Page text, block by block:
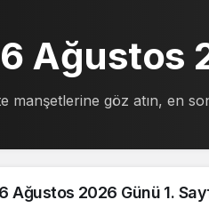
Ağustos
manşetlerine göz atın, en
Ağustos 2026 Günü 1.